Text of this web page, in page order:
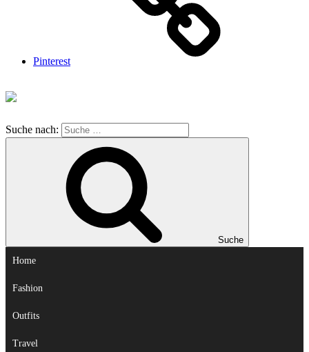
Pinterest
Suche nach:
Suche
Home
Fashion
Outfits
Travel